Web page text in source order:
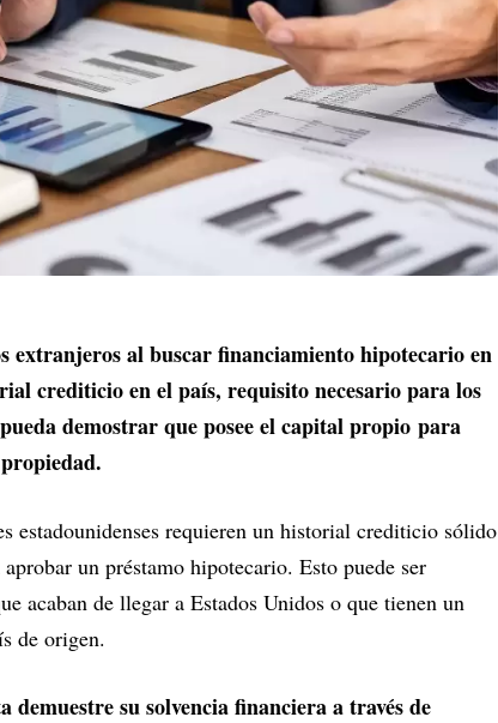
extranjeros al buscar financiamiento hipotecario en
crediticio en el país, requisito necesario para los
demostrar que posee el capital propio para
estadounidenses requieren un historial crediticio sólido
un préstamo hipotecario. Esto puede ser
acaban de llegar a Estados Unidos o que tienen un
de origen.
demuestre su solvencia financiera a través de